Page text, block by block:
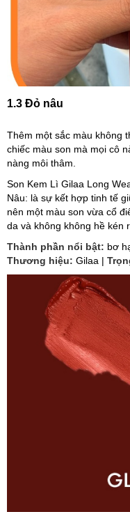
1.3 Đỏ nâu
Thêm một sắc màu không
chiếc màu son mà mọi cô
nàng môi thâm.
Son Kem Lì Gilaa Long
Nâu: là sự kết hợp tinh tế
nên một màu son vừa cổ
da và không không hề kén
Thành phần nổi bật: bơ
Thương hiệu: Gilaa |